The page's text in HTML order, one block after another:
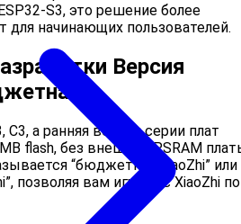
S3, это решение более
для начинающих пользователей.
Версия
C3, а ранняя версия серии плат
flash, без внешней PSRAM
“бюджетная XiaoZhi” или
позволяя вам играть с XiaoZhi по